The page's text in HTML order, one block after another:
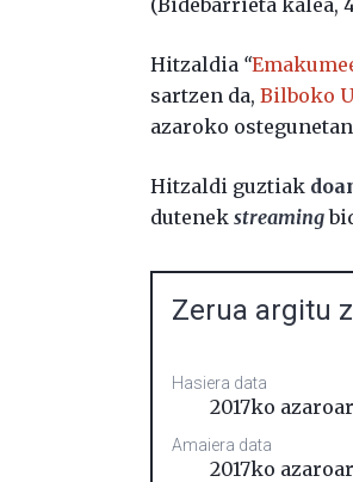
(Bidebarrieta kalea,
Hitzaldia “
sartzen da,Bilboko
azaroko
Hitzaldi guztiak
dutenekstreaming
Zerua argitu
Hasiera data
2017ko
Amaiera data
2017ko